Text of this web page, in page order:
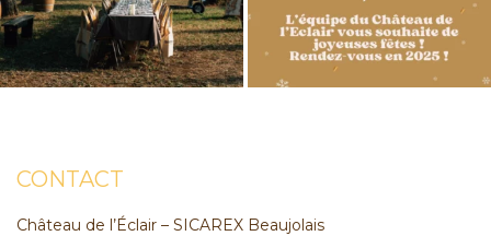
CONTACT
Château de l’Éclair – SICAREX Beaujolais